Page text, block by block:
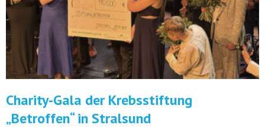
Charity-Gala der Krebsstiftung
„Betroffen“ in Stralsund